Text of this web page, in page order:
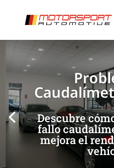
Descubre
fallo
mejora el
[/et_pb_slide] [/et_pb_slide]